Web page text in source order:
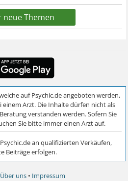
neue Themen
Über uns • Impressum